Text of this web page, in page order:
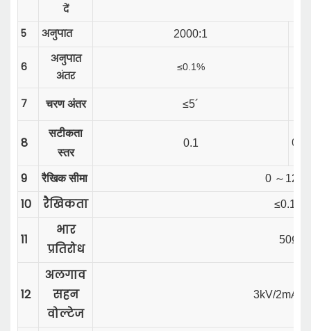
दें
5 अनुपात 2000:1
6
अनुपात
अंतर
≤0.1%
7 चरण अंतर ≤5´
8
सटीकता
स्तर
0.1 0.2
9 रैखिक सीमा 0 ～
10 रैखिकता ≤0.1%
11
भार
प्रतिरोध
50Ω
12
अलगाव
सहन
वोल्टेज
3kV/2mA/